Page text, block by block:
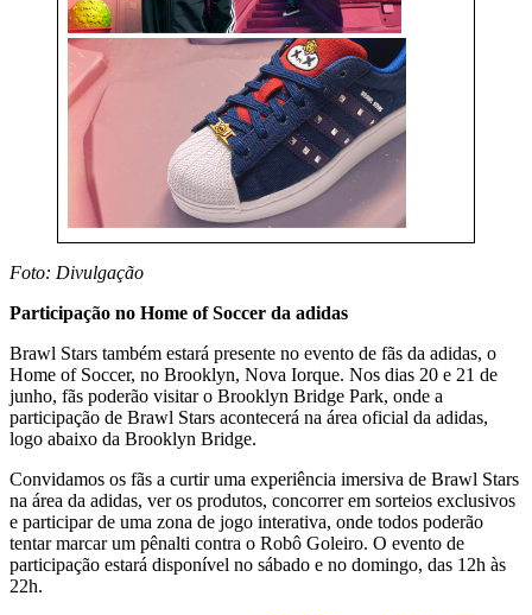
Foto: Divulgação
Participação no Home of Soccer da adidas
Brawl Stars também estará presente no evento de fãs da adidas, o
Home of Soccer, no Brooklyn, Nova Iorque. Nos dias 20 e 21 de
junho, fãs poderão visitar o Brooklyn Bridge Park, onde a
participação de Brawl Stars acontecerá na área oficial da adidas,
logo abaixo da Brooklyn Bridge.
Convidamos os fãs a curtir uma experiência imersiva de Brawl Stars
na área da adidas, ver os produtos, concorrer em sorteios exclusivos
e participar de uma zona de jogo interativa, onde todos poderão
tentar marcar um pênalti contra o Robô Goleiro. O evento de
participação estará disponível no sábado e no domingo, das 12h às
22h.